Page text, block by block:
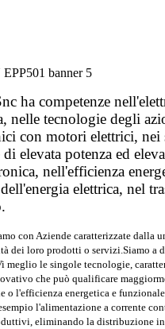
ha competenze
nelle tecnologie degli
con motori elettrici, nei
di elevata potenza ed
nell'efficienza
elettrica, nel
con Aziende caratterizzate dalla
dei loro prodotti o servizi.Siamo a
meglio le singole tecnologie,
che può qualificare
o l'efficienza energetica e
l'alimentazione a corrente
eliminando la distribuzione